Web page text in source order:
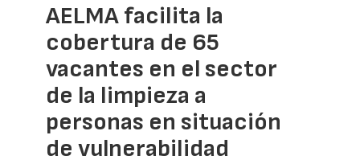
AELMA facilita la
cobertura de 65
vacantes en el sector
de la limpieza a
personas en situación
de vulnerabilidad